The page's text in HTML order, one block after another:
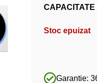
CAPACITATE
Stoc epuizat
Garantie: